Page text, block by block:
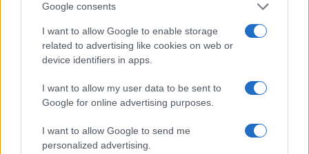
Google consents
I want to allow Google to enable storage
related to advertising like cookies on web or
device identifiers in apps.
I want to allow my user data to be sent to
Google for online advertising purposes.
I want to allow Google to send me
personalized advertising.
Giorgia Meloni a La Maddalena, la vicesindaco:
“Orgoglio e discrezione per visita privata̶…
Incendio nella notte a Olbia, a fuoco due furgoni